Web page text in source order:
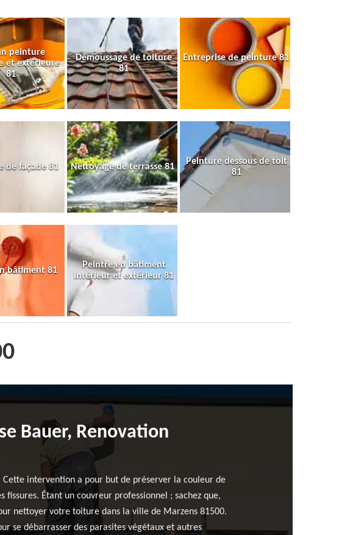
peinture
et extérieure
81
Démoussage de toiture
81
Entreprise de peinture 81
de façade 81 Nettoyage de terrasse 81
Peinture dessous de toit
81
bâtiment 81
Peintre en bâtiment
intérieur et extérieur 81
Bauer, Renovation
intervention a pour but de préserver la couleur de
Étant un couvreur professionnel ; sachez que,
nettoyer votre toiture dans la ville de Marzens 81500.
se débarrasser des parasites végétaux et autres